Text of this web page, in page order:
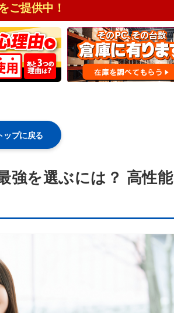
ご提供中！
ップに戻る
強を選ぶには？ 高性能